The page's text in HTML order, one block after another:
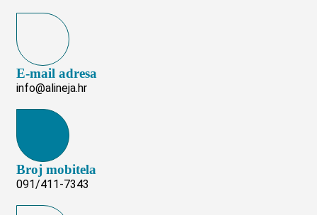
E-mail adresa
info@alineja.hr
Broj mobitela
091/411-7343